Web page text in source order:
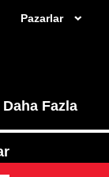
Pazarlar
Daha Fazla